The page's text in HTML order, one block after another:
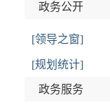
政务公开
[领导之窗]
[规划统计]
政务服务